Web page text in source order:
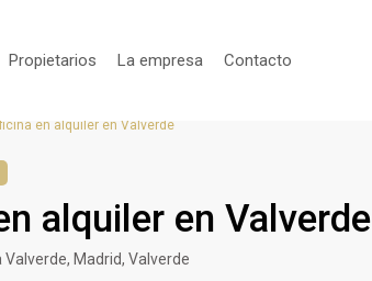
Propietarios La empresa Contacto
en alquiler en Valverde
alquiler en Valverde
Valverde, Madrid, Valverde